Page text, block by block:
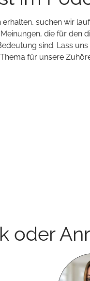
suchen wir
die für den
sind. Lass
für unsere
oder